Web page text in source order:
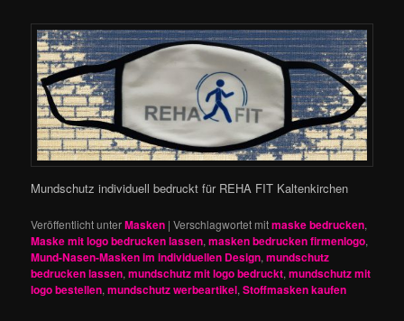
Mundschutz individuell bedruckt für REHA FIT Kaltenkirchen
Veröffentlicht unterMasken |Verschlagwortet mitmaske bedrucken,
Maske mit logo bedrucken lassen,masken bedrucken firmenlogo,
Mund-Nasen-Masken im individuellen Design,mundschutz
bedrucken lassen,mundschutz mit logo bedruckt,mundschutz mit
logo bestellen,mundschutz werbeartikel,Stoffmasken kaufen